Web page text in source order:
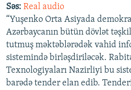
FOTOQALEREYA
İNFOQRAFIKA
KARIKATURA
OXU ZALI
AZƏRBAYCAN ƏDƏBIYYATI KITABXANASI
İSLAM VƏ DEMOKRATIYA
İZ - MƏDƏNIYYƏT PROQRAMI
HAQQIMIZDA
MISSIYAMIZ
PEŞƏ ETIKASI VƏ JURNALISTIKA
MATERIALLARIMIZDAN ISTIFADƏ
AZADLIQRADIOSU MOBIL
BIZI IZLƏ
RFE/RL-in bütün saytları
Səs: Real audio
“Yuşenko Orta Asiyada
Azərbaycanın bütün dövlət
tutmuş məktəblərədək vahid
sistemində birləşdiriləcək.
Texnologiyaları Nazirliyi bu
barədə tender elan edib.